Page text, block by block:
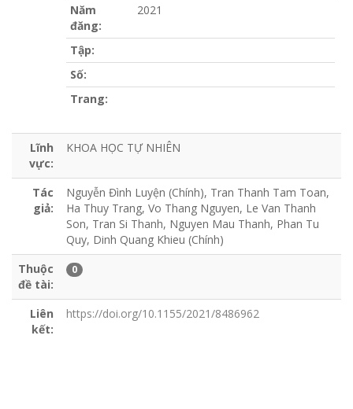
Năm
đăng:
2021
Tập:
Số:
Trang:
Lĩnh
vực:
KHOA HỌC TỰ NHIÊN
Tác
giả:
Nguyễn Đình Luyện (Chính), Tran Thanh Tam Toan,
Ha Thuy Trang, Vo Thang Nguyen, Le Van Thanh
Son, Tran Si Thanh, Nguyen Mau Thanh, Phan Tu
Quy, Dinh Quang Khieu (Chính)
Thuộc
đề tài:
0
Liên
kết:
https://doi.org/10.1155/2021/8486962